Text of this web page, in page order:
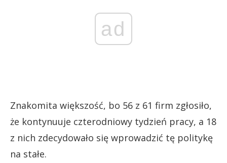
ad
Znakomita większość, bo 56 z 61 firm zgłosiło,
że kontynuuje czterodniowy tydzień pracy, a 18
z nich zdecydowało się wprowadzić tę politykę
na stałe.